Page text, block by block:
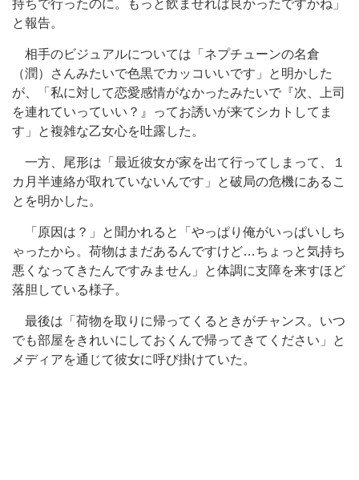
持ちで行ったのに。もっと飲ませれば良かったですかね」
と報告。
相手のビジュアルについては「ネプチューンの名倉
（潤）さんみたいで色黒でカッコいいです」と明かした
が、「私に対して恋愛感情がなかったみたいで『次、上司
を連れていっていい？』ってお誘いが来てシカトしてま
す」と複雑な乙女心を吐露した。
一方、尾形は「最近彼女が家を出て行ってしまって、１
カ月半連絡が取れていないんです」と破局の危機にあるこ
とを明かした。
「原因は？」と聞かれると「やっぱり俺がいっぱいしち
ゃったから。荷物はまだあるんですけど…ちょっと気持ち
悪くなってきたんですみません」と体調に支障を来すほど
落胆している様子。
最後は「荷物を取りに帰ってくるときがチャンス。いつ
でも部屋をきれいにしておくんで帰ってきてください」と
メディアを通じて彼女に呼び掛けていた。